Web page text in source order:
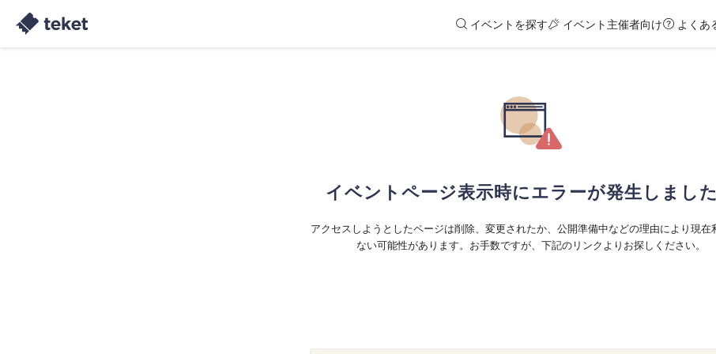
イベントを探す イベント主催者向け よくあ
イベントページ表示時にエラーが発生しました
アクセスしようとしたページは削除、変更されたか、公開準備中などの理由により現在
ない可能性があります。お手数ですが、下記のリンクよりお探しください。